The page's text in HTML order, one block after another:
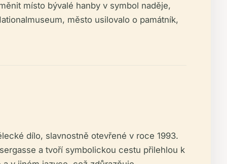
místo bývalé hanby v symbol naděje,
město usilovalo o památník,
dílo, slavnostně otevřené v roce 1993.
a tvoří symbolickou cestu přilehlou k